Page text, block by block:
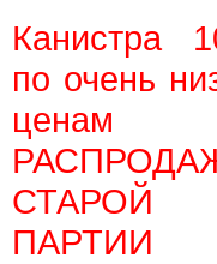
Канистра
по очень
СТАРОЙ
ПАРТИИ